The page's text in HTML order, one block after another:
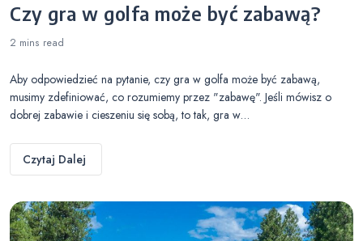
Czy gra w golfa może być zabawą?
2 mins read
Aby odpowiedzieć na pytanie, czy gra w golfa może być zabawą,
musimy zdefiniować, co rozumiemy przez "zabawę". Jeśli mówisz o
dobrej zabawie i cieszeniu się sobą, to tak, gra w…
Czytaj Dalej